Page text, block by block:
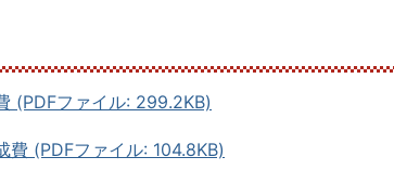
(PDFファイル: 299.2KB)
費 (PDFファイル: 104.8KB)